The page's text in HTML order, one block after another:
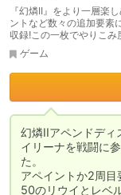
『幻燐II』をより一層楽
ントなど数々の追加要素
収録!この一枚でやりこ
ゲーム
幻燐IIアペンドディ
イリーナを戦闘に
た。
アペイントか2周
50のリウイとレベ